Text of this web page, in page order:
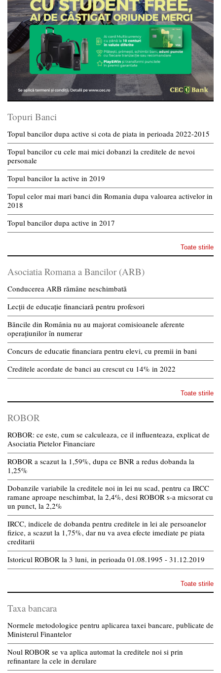
Topuri Banci
Topul bancilor dupa active si cota de piata in perioada 2022-2015
Topul bancilor cu cele mai mici dobanzi la creditele de nevoi
personale
Topul bancilor la active in 2019
Topul celor mai mari banci din Romania dupa valoarea activelor in
2018
Topul bancilor dupa active in 2017
Toate stirile
Asociatia Romana a Bancilor (ARB)
Conducerea ARB rămâne neschimbată
Lecții de educație financiară pentru profesori
Băncile din România nu au majorat comisioanele aferente
operațiunilor în numerar
Concurs de educatie financiara pentru elevi, cu premii in bani
Creditele acordate de banci au crescut cu 14% in 2022
Toate stirile
ROBOR
ROBOR: ce este, cum se calculeaza, ce il influenteaza, explicat de
Asociatia Pietelor Financiare
ROBOR a scazut la 1,59%, dupa ce BNR a redus dobanda la
1,25%
Dobanzile variabile la creditele noi in lei nu scad, pentru ca IRCC
ramane aproape neschimbat, la 2,4%, desi ROBOR s-a micsorat cu
un punct, la 2,2%
IRCC, indicele de dobanda pentru creditele in lei ale persoanelor
fizice, a scazut la 1,75%, dar nu va avea efecte imediate pe piata
creditarii
Istoricul ROBOR la 3 luni, in perioada 01.08.1995 - 31.12.2019
Toate stirile
Taxa bancara
Normele metodologice pentru aplicarea taxei bancare, publicate de
Ministerul Finantelor
Noul ROBOR se va aplica automat la creditele noi si prin
refinantare la cele in derulare